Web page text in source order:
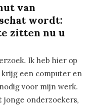
van
wordt:
zitten nu u
Ik heb hier op
een computer en
voor mijn werk.
jonge onderzoekers,